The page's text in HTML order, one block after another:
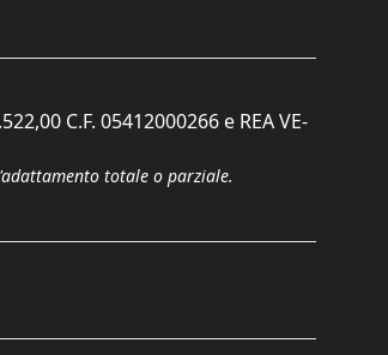
C.F. 05412000266 e REA VE-
totale o parziale.